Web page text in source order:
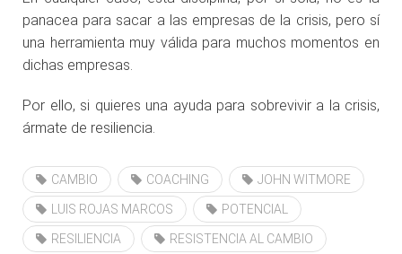
panacea para sacar a las empresas de la crisis, pero sí
una herramienta muy válida para muchos momentos en
dichas empresas.
Por ello, si quieres una ayuda para sobrevivir a la crisis,
ármate de resiliencia.
CAMBIO COACHING JOHN WITMORE
LUIS ROJAS MARCOS POTENCIAL
RESILIENCIA RESISTENCIA AL CAMBIO